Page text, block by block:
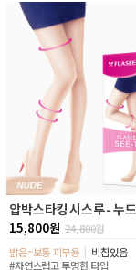
압박스타킹 시스루 - 누드
15,800원 24,800원
밝은~보통 피부용
비침있음
#자연스럽고 투명한 타입